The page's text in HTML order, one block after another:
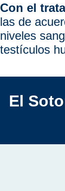
Con el
las de
niveles
testículos
El